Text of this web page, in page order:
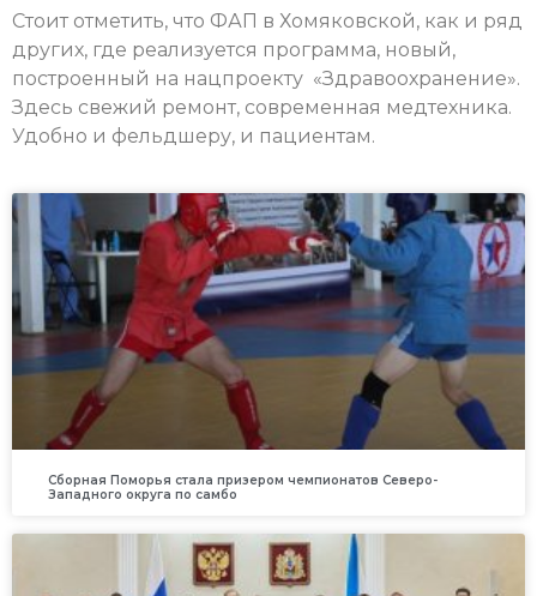
Стоит отметить, что ФАП в Хомяковской, как и ряд
других, где реализуется программа, новый,
построенный на нацпроекту «Здравоохранение».
Здесь свежий ремонт, современная медтехника.
Удобно и фельдшеру, и пациентам.
Сборная Поморья стала призером чемпионатов Северо-
Западного округа по самбо